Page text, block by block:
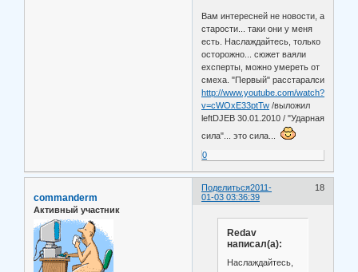
Вам интересней не новости, а
старости... таки они у меня
есть. Наслаждайтесь, только
осторожно... сюжет ваяли
ехсперты, можно умереть от
смеха. "Первый" расстаралси
http://www.youtube.com/watch?
v=cWOxE33ptTw /выложил
leftDJEB 30.01.2010 / "Ударная
сила"... это сила...
0
Поделиться 18
2011-
01-03 03:36:39
commanderm
Активный участник
Redav
написал(а):
Наслаждайтесь,